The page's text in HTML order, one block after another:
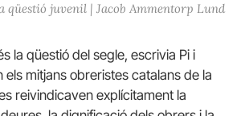
qüestió juvenil | Jacob Ammentorp Lund
la qüestió del segle, escrivia Pi i
els mitjans obreristes catalans de la
reivindicaven explícitament la